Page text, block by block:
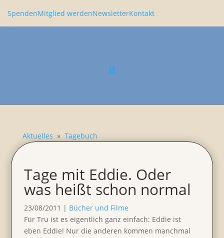
SpendenMitglied werdenNewsletterKontakt
Aktuelles » Tagebuch
Tage mit Eddie. Oder
was heißt schon normal
23/08/2011 | Bücher und Filme
Für Tru ist es eigent­lich ganz einfach: Eddie ist
eben Eddie! Nur die anderen kommen manchmal